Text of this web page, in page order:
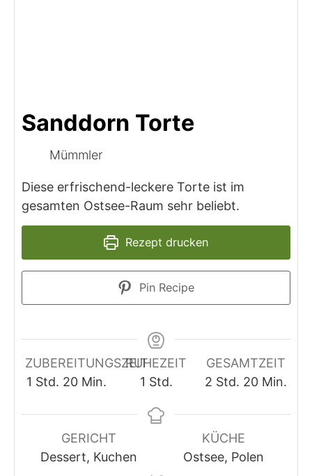
Sanddorn Torte
Mümmler
Diese erfrischend-leckere Torte ist im
gesamten Ostsee-Raum sehr beliebt.
Rezept drucken
Pin Recipe
ZUBEREITUNGSZEIT
1 Stunde
Std. 20Minuten
Min.
RUHEZEIT
1 Stunde
Std.
GESAMTZEIT
2Stunden
Std. 20Minuten
Min.
GERICHT
Dessert, Kuchen
KÜCHE
Ostsee, Polen